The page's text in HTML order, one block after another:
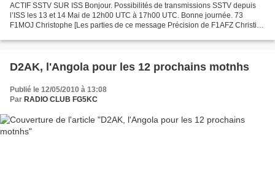
ACTIF SSTV SUR ISS Bonjour. Possibilités de transmissions SSTV depuis
l’ISS les 13 et 14 Mai de 12h00 UTC à 17h00 UTC. Bonne journée. 73
F1MOJ Christophe [Les parties de ce message Précision de F1AFZ Christian
D2AK, l'Angola pour les 12 prochains motnhs
Publié le 12/05/2010 à 13:08
Par RADIO CLUB FG5KC